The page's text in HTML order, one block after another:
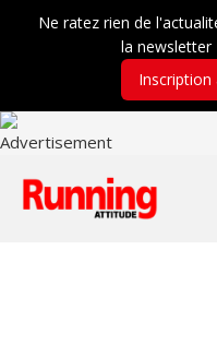
Ne ratez rien de
la newsletter